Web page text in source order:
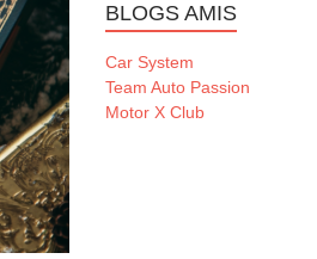
BLOGS AMIS
Car System
Team Auto Passion
Motor X Club